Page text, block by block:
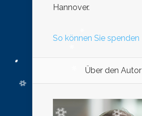
Hannover.
So können Sie spenden
Über den Autor